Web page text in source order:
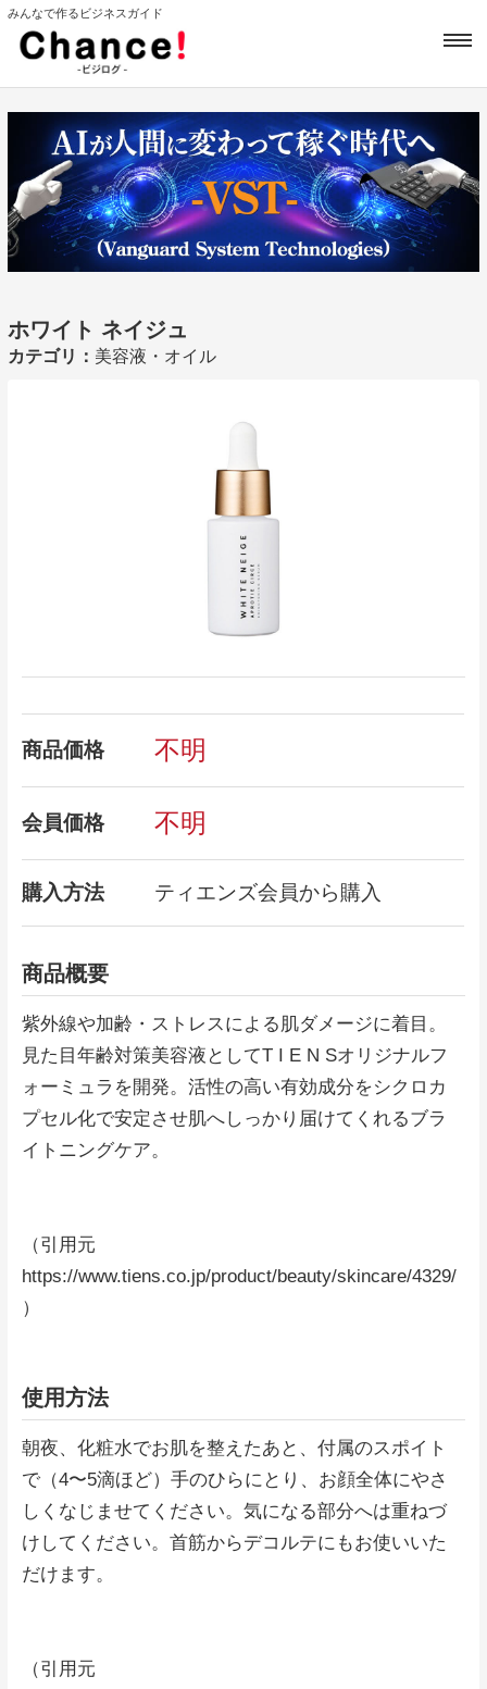
みんなで作るビジネスガイド
ホワイト ネイジュ
カテゴリ： 美容液・オイル
商品価格 不明
会員価格 不明
購入方法 ティエンズ会員から購入
商品概要
紫外線や加齢・ストレスによる肌ダメージに着目。
見た目年齢対策美容液としてT I E N Sオリジナルフ
ォーミュラを開発。活性の高い有効成分をシクロカ
プセル化で安定させ肌へしっかり届けてくれるブラ
イトニングケア。
（引用元
https://www.tiens.co.jp/product/beauty/skincare/4329/
）
使用方法
朝夜、化粧水でお肌を整えたあと、付属のスポイト
で（4〜5滴ほど）手のひらにとり、お顔全体にやさ
しくなじませてください。気になる部分へは重ねづ
けしてください。首筋からデコルテにもお使いいた
だけます。
（引用元